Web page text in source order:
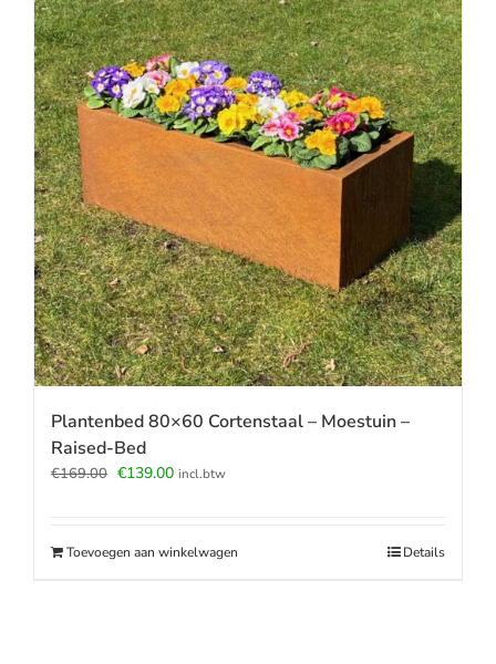
Plantenbed 80×60 Cortenstaal – Moestuin –
Raised-Bed
€169.00 Oorspronkelijke
€139.00Huidige
incl.btw
Toevoegen aan winkelwagen Details